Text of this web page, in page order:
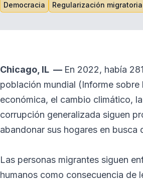
Democracia Regularización migratoria
Chicago, IL — En 2022, había
población mundial (Informe
económica, el cambio climático,
corrupción generalizada siguen
abandonar sus hogares en busca
Las personas migrantes siguen
humanos como consecuencia de